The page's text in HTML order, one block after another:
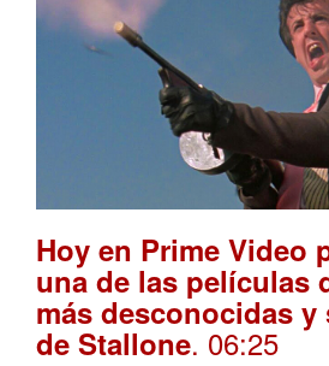
Hoy en Prime Video
una de las películas
más desconocidas y
de Stallone. 06:25